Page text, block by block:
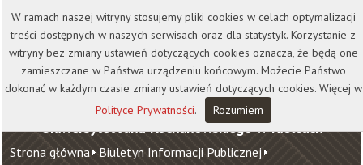
Kontakt Biblioteka
Wydawnictwo
Wirtualna Uczelnia
Uniwersytet Jana Kochanowskiego w Kielcach
Strona główna Biuletyn Informacji Publicznej
W ramach naszej witryny stosujemy pliki cookies w celach optymalizacji
treści dostępnych w naszych serwisach oraz dla statystyk. Korzystanie z
witryny bez zmiany ustawień dotyczących cookies oznacza, że będą one
zamieszczane w Państwa urządzeniu końcowym. Możecie Państwo
dokonać w każdym czasie zmiany ustawień dotyczących cookies. Więcej w
Polityce Prywatności. Rozumiem